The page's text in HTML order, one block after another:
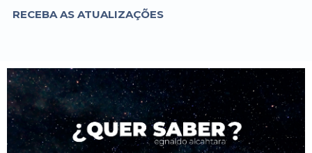
RECEBA AS ATUALIZAÇÕES